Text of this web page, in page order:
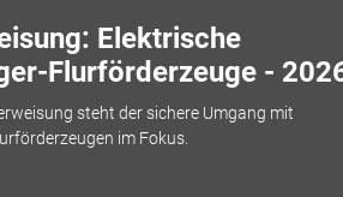
Elektrische
Flurförderzeuge -
steht der sichere Umgang mit
im Fokus.